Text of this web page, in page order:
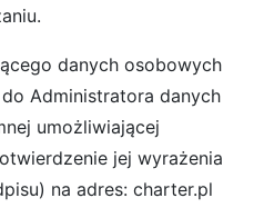
danych osobowych
Administratora danych
umożliwiającej
jej wyrażenia
na adres: charter.pl